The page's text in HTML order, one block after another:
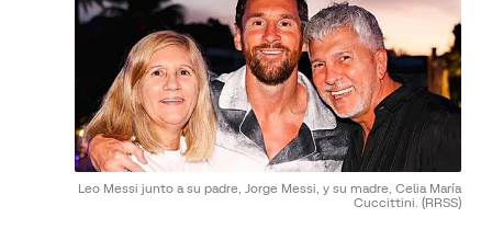
Leo Messi junto a su padre, Jorge Messi, y su madre, Celia María
Cuccittini. (RRSS)